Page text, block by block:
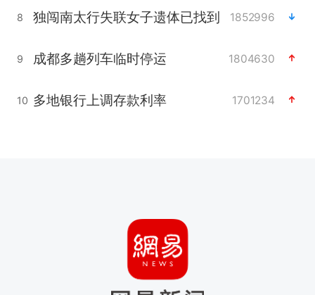
8 独闯南太行失联女子遗体已找到 1852996
9 成都多趟列车临时停运 1804630
10 多地银行上调存款利率 1701234